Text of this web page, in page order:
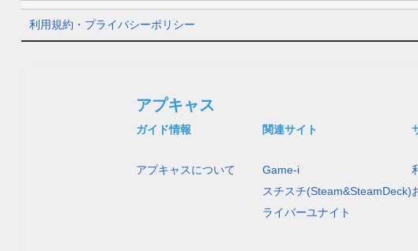
利用規約・プライバシーポリシー
アプキャス
ガイド情報
アプキャスについて
関連サイト
Game-i
スチスチ(Steam&SteamDeck)
ライバーユナイト